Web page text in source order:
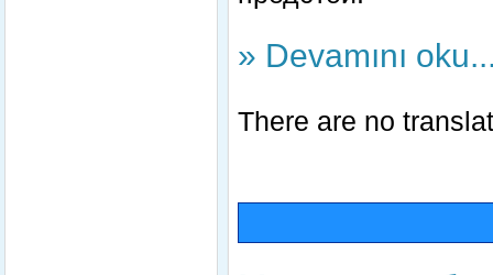
» Devamını
There are no